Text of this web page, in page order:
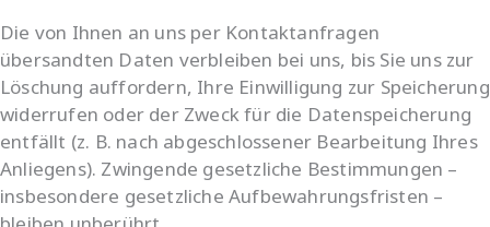
Die von Ihnen an uns per Kontaktanfragen
übersandten Daten verbleiben bei uns, bis Sie uns zur
Löschung auffordern, Ihre Einwilligung zur Speicherung
widerrufen oder der Zweck für die Datenspeicherung
entfällt (z. B. nach abgeschlossener Bearbeitung Ihres
Anliegens). Zwingende gesetzliche Bestimmungen –
insbesondere gesetzliche Aufbewahrungsfristen –